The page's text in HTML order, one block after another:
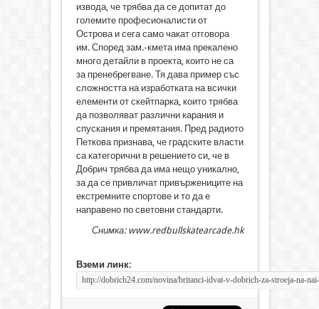
извода, че трябва да се допитат до
големите професионалисти от
Острова и сега само чакат отговора
им. Според зам.-кмета има прекалено
много детайли в проекта, които не са
за пренебрегване. Тя дава пример със
сложността на изработката на всички
елементи от скейтпарка, които трябва
да позволяват различни карания и
спускания и премятания. Пред радиото
Петкова признава, че градските власти
са категорични в решението си, че в
Добрич трябва да има нещо уникално,
за да се привличат привържениците на
екстремните спортове и то да е
направено по световни стандарти.
Снимка: www.redbullskatearcade.hk
Вземи линк: